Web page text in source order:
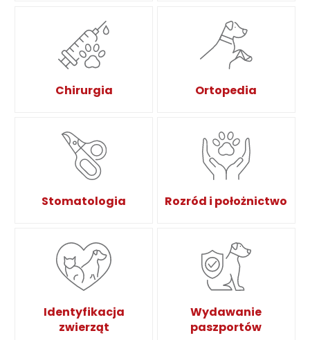
Chirurgia Ortopedia
Stomatologia Rozród i położnictwo
Identyfikacja
zwierząt
Wydawanie
paszportów